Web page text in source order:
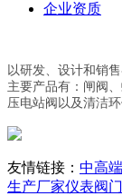
企业资质
以研发、设计和销
主要产品有：闸阀
压电站阀以及清洁
友情链接： 中高
生产厂家仪表阀